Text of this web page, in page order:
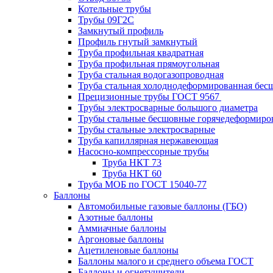
Котельные трубы
Трубы 09Г2С
Замкнутый профиль
Профиль гнутый замкнутый
Труба профильная квадратная
Труба профильная прямоугольная
Труба стальная водогазопроводная
Труба стальная холоднодеформированная
Прецизионные трубы ГОСТ 9567
Трубы электросварные большого диаметра
Трубы стальные бесшовные
Трубы стальные электросварные
Труба капиллярная нержавеющая
Насосно-компрессорные трубы
Труба НКТ 73
Труба НКТ 60
Труба МОБ по ГОСТ 15040-77
Баллоны
Автомобильные газовые баллоны (ГБО)
Азотные баллоны
Аммиачные баллоны
Аргоновые баллоны
Ацетиленовые баллоны
Баллоны малого и среднего объема ГОСТ